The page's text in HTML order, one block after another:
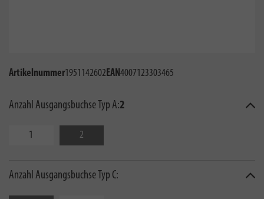
Artikelnummer1951142602EAN4007123303465
Anzahl Ausgangsbuchse Typ A:2
1 2
Anzahl Ausgangsbuchse Typ C: